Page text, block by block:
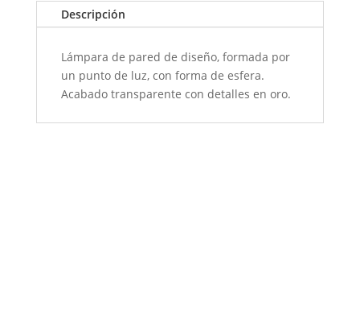
Descripción
Lámpara de pared de diseño, formada por
un punto de luz, con forma de esfera.
Acabado transparente con detalles en oro.